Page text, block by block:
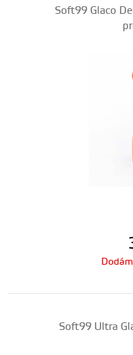
Soft99 Glaco
Soft99 Ultra